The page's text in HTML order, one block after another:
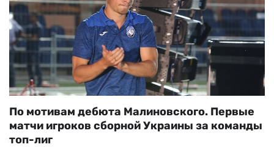
По мотивам дебюта Малиновского. Первые
матчи игроков сборной Украины за команды
топ-лиг